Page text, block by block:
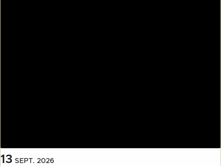
13 SEPT. 2026